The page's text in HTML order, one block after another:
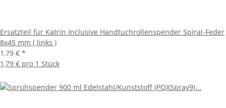
Ersatzteil für Katrin Inclusive Handtuchrollenspender Spiral-Feder
8x45 mm ( links )
1,79 € *
1,79 € pro 1 Stück